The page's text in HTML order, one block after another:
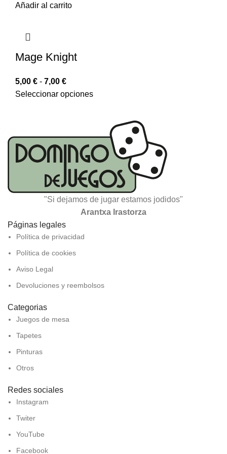
Añadir al carrito
Mage Knight
5,00 € - 7,00 €
Seleccionar opciones
"Si dejamos de jugar estamos jodidos"
Arantxa Irastorza
Páginas legales
Política de privacidad
Política de cookies
Aviso Legal
Devoluciones y reembolsos
Categorias
Juegos de mesa
Tapetes
Pinturas
Otros
Redes sociales
Instagram
Twiter
YouTube
Facebook